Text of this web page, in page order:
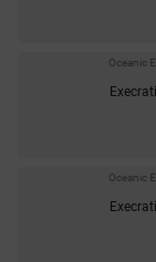
Oceanic
Oceanic